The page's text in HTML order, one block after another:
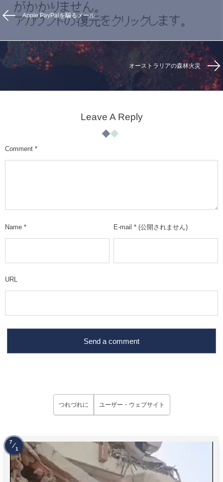
Apple,PayPalを騙るメール
オーストラリアの森林火災
Leave A Reply
Comment *
Name * E-mail * (公開されません)
URL
つれづれに ユーザー・ウェブサイト
7
1